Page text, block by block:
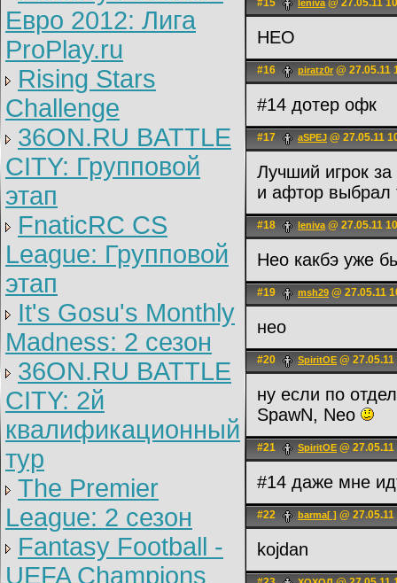
Евро 2012: Лига
ProPlay.ru
Rising Stars
Challenge
36ON.RU BATTLE
CITY: Групповой
этап
FnaticRC CS
League: Групповой
этап
It's Gosu's Monthly
Madness: 2 сезон
36ON.RU BATTLE
CITY: 2й
квалификационный
тур
The Premier
League: 2 cезон
Fantasy Football -
UEFA Champions
#15 leniva@ 27.05.11
НЕО
#16 piratz0r @ 27.05.11
#14 дотер офк
#17 aSPEJ @ 27.05.11
Лучший игрок
и афтор выбрал
#18 leniva@ 27.05.11
Нео какбэ уже
#19 msh29 @ 27.05.11
нео
#20 SpiritOE @
ну если по
SpawN, Neo
#21 SpiritOE @
#14 даже мне
#22 barma[ ] @
kojdan